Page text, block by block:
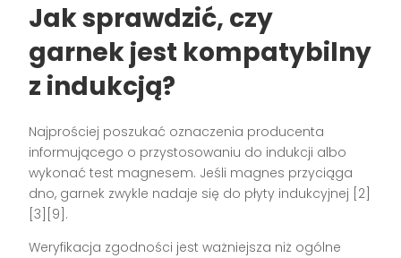
Jak sprawdzić, czy
garnek jest kompatybilny
z indukcją?
Najprościej poszukać oznaczenia producenta
informującego o przystosowaniu do indukcji albo
wykonać test magnesem. Jeśli magnes przyciąga
dno, garnek zwykle nadaje się do płyty indukcyjnej [2]
[3][9].
Weryfikacja zgodności jest ważniejsza niż ogólne